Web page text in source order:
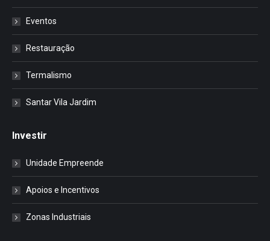
Eventos
Restauração
Termalismo
Santar Vila Jardim
Investir
Unidade Empreende
Apoios e Incentivos
Zonas Industriais